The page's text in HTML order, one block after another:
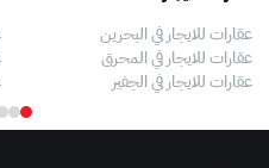
عقارات للايجار في البحرين
عقارات للايجار في المحرق
عقارات للايجار في الجفير